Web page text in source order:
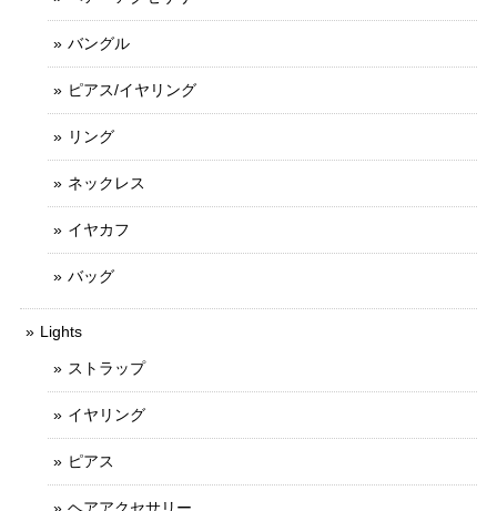
バングル
ピアス/イヤリング
リング
ネックレス
イヤカフ
バッグ
Lights
ストラップ
イヤリング
ピアス